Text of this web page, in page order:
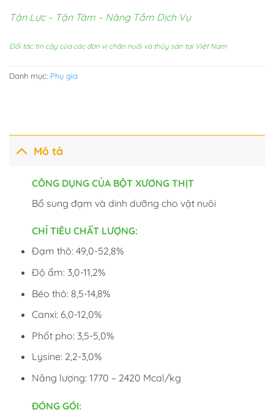
Tận Lực – Tận Tâm – Nâng Tầm Dịch Vụ
Đối tác tin cậy của các đơn vị chăn nuôi và thủy sản tại Việt Nam
Danh mục: Phụ gia
Mô tả
CÔNG DỤNG CỦA BỘT XƯƠNG THỊT
Bổ sung đạm và dinh dưỡng cho vật nuôi
CHỈ TIÊU CHẤT LƯỢNG:
Đạm thô: 49,0-52,8%
Độ ẩm: 3,0-11,2%
Béo thô: 8,5-14,8%
Canxi: 6,0-12,0%
Phốt pho: 3,5-5,0%
Lysine: 2,2-3,0%
Năng lượng: 1770 – 2420 Mcal/kg
ĐÓNG GÓI: